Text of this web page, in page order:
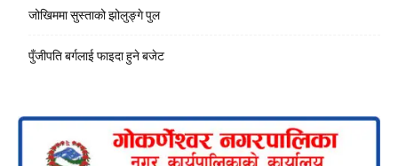
जोखिममा सुस्ताको झोलुङ्गे पुल
पुँजीपति बर्गलाई फाइदा हुने बजेट